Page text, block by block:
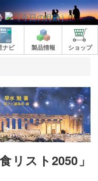
ナビ 製品情報 ショップ
リスト2050」